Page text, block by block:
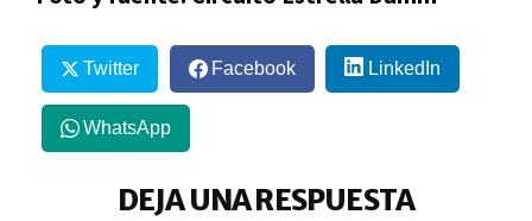
Twitter Facebook LinkedIn
WhatsApp
DEJA UNA RESPUESTA